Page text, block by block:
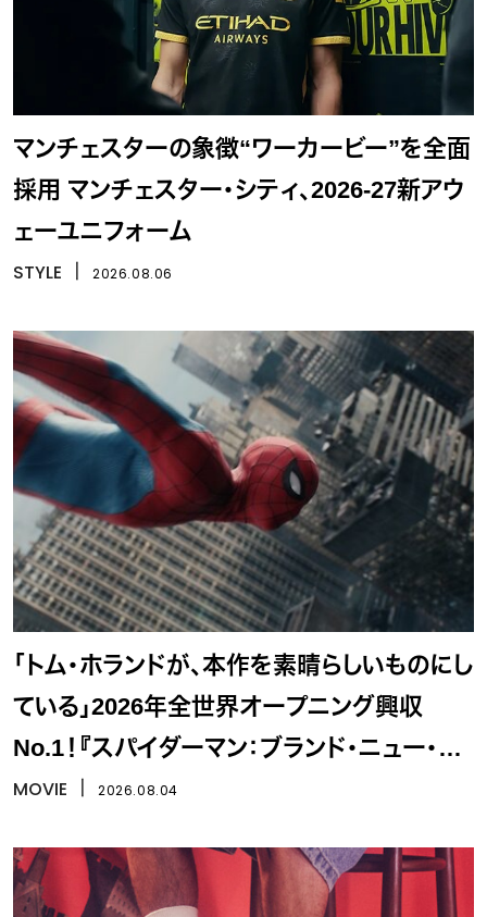
マンチェスターの象徴“ワーカービー”を全面
採用 マンチェスター・シティ、2026-27新アウ
ェーユニフォーム
STYLE 2026.08.06
「トム・ホランドが、本作を素晴らしいものにし
ている」2026年全世界オープニング興収
No.1！『スパイダーマン：ブランド・ニュー・デ
イ』
MOVIE 2026.08.04